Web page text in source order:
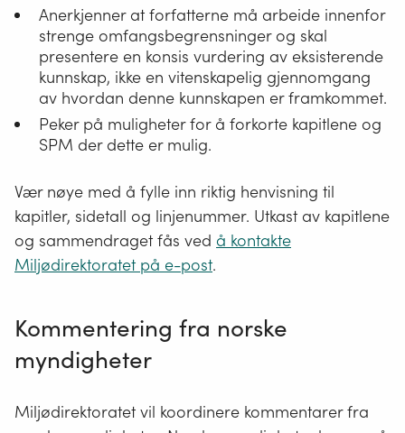
Anerkjenner at forfatterne må arbeide innenfor
strenge omfangsbegrensninger og skal
presentere en konsis vurdering av eksisterende
kunnskap, ikke en vitenskapelig gjennomgang
av hvordan denne kunnskapen er framkommet.
Peker på muligheter for å forkorte kapitlene og
SPM der dette er mulig.
Vær nøye med å fylle inn riktig henvisning til
kapitler, sidetall og linjenummer. Utkast av kapitlene
og sammendraget fås ved å kontakte
Miljødirektoratet på e-post.
Kommentering fra norske
myndigheter
Miljødirektoratet vil koordinere kommentarer fra